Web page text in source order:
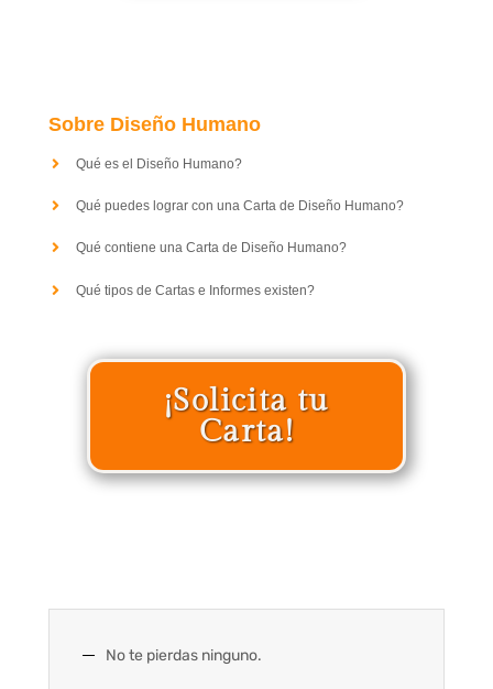
Sobre Diseño Humano
Qué es el Diseño Humano?
Qué puedes lograr con una Carta de Diseño Humano?
Qué contiene una Carta de Diseño Humano?
Qué tipos de Cartas e Informes existen?
¡Solicita tu
Carta!
No te pierdas ninguno.